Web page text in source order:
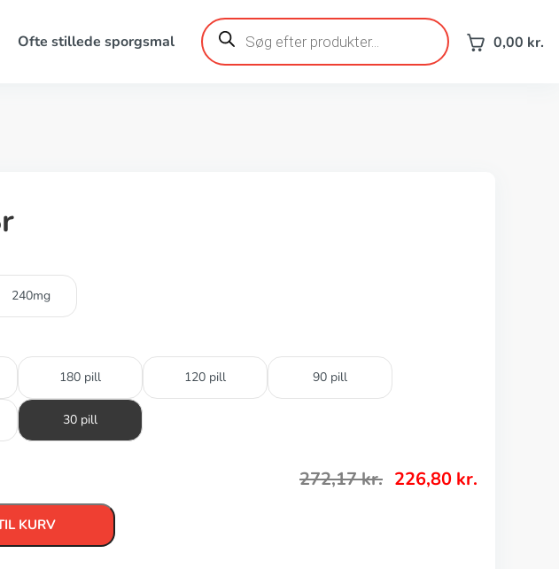
Ofte stillede sporgsmal
Products
search 0,00 kr.
240mg
180 pill 120 pill 90 pill
30 pill
272,17kr. 226,80 kr.
KURV